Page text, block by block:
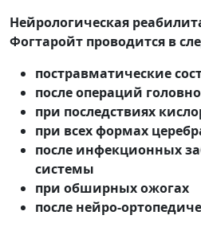
Нейрологическая
Фогтаройт проводится в
постравматические
после операций
при последствиях
при всех формах
после инфекционных
системы
при обширных ожогах
после нейро-